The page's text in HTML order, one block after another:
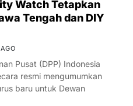
Watch Tetapkan
Tengah dan DIY
Pusat (DPP) Indonesia
resmi mengumumkan
baru untuk Dewan